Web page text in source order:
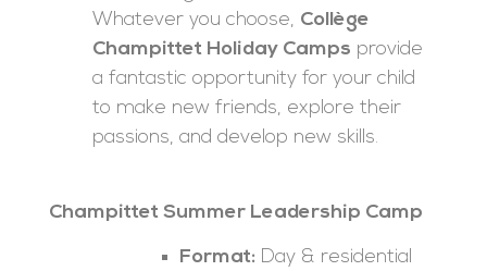
Whatever you choose, Collège
Champittet Holiday Camps provide
a fantastic opportunity for your child
to make new friends, explore their
passions, and develop new skills.
Champittet Summer Leadership Camp
Format: Day & residential